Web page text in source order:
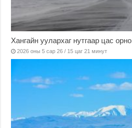
Хангайн уулархаг нутгаар цас орно
2026 оны 5 сар 26 / 15 цаг 21 минут